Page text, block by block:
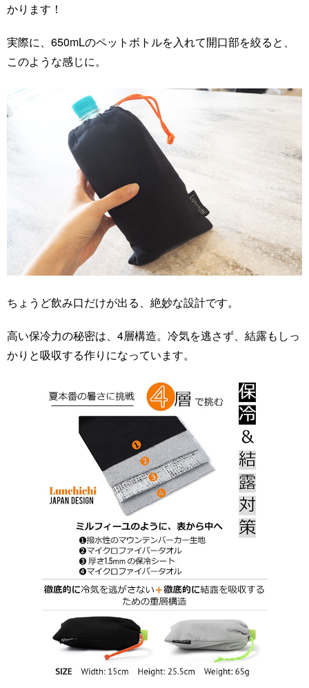
かります！
実際に、650mLのペットボトルを入れて開口部を絞ると、
このような感じに。
ちょうど飲み口だけが出る、絶妙な設計です。
高い保冷力の秘密は、4層構造。冷気を逃さず、結露もしっ
かりと吸収する作りになっています。